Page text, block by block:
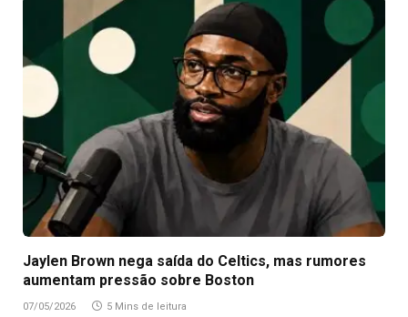
Jaylen Brown nega saída do Celtics, mas rumores
aumentam pressão sobre Boston
07/05/2026 5 Mins de leitura